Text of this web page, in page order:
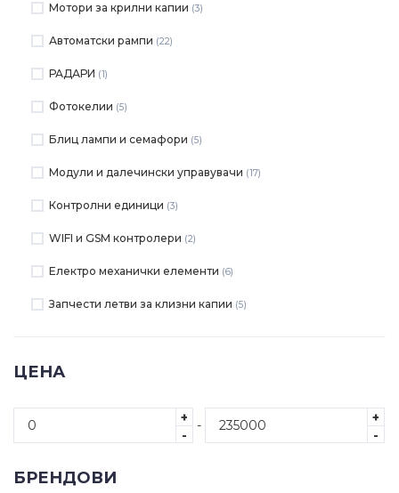
Мотори за крилни капии (3)
Автоматски рампи (22)
РАДАРИ (1)
Фотокелии (5)
Блиц лампи и семафори (5)
Moдули и далечински управувачи (17)
Контролни единици (3)
WIFI и GSM контролери (2)
Електро механички елементи (6)
Запчести летви за клизни капии (5)
ЦЕНА
+
-
-
+
-
БРЕНДОВИ